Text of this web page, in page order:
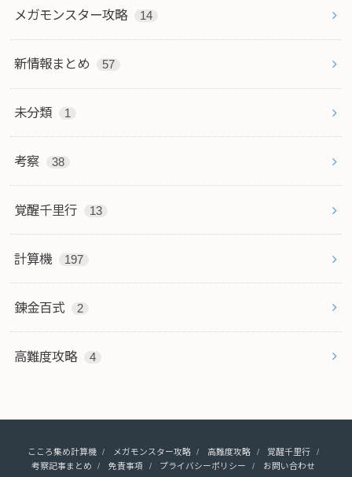
メガモンスター攻略 14
新情報まとめ 57
未分類 1
考察 38
覚醒千里行 13
計算機 197
錬金百式 2
高難度攻略 4
こころ集め計算機 メガモンスター攻略 高難度攻略
覚醒千里行
考察記事まとめ
免責事項 プライバシーポリシー お問い合わせ